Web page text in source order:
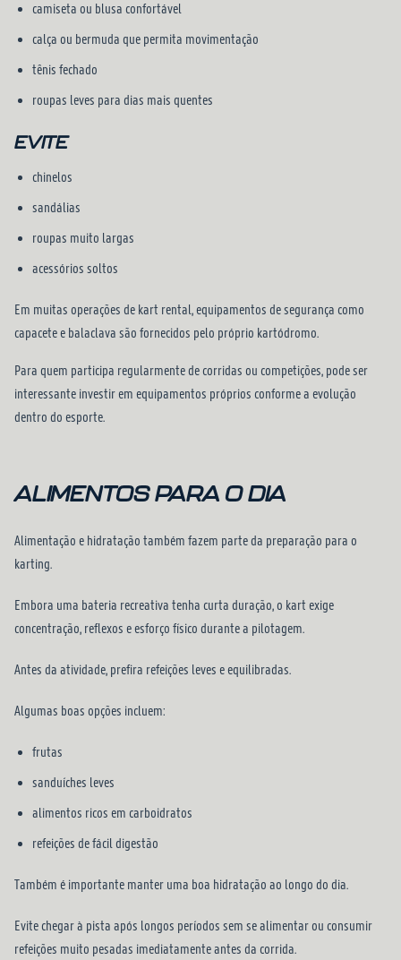
camiseta ou blusa confortável
calça ou bermuda que permita movimentação
tênis fechado
roupas leves para dias mais quentes
EVITE
chinelos
sandálias
roupas muito largas
acessórios soltos
Em muitas operações de kart rental, equipamentos de segurança como
capacete e balaclava são fornecidos pelo próprio kartódromo.
Para quem participa regularmente de corridas ou competições, pode ser
interessante investir em equipamentos próprios conforme a evolução
dentro do esporte.
ALIMENTOS PARA O DIA
Alimentação e hidratação também fazem parte da preparação para o
karting.
Embora uma bateria recreativa tenha curta duração, o kart exige
concentração, reflexos e esforço físico durante a pilotagem.
Antes da atividade, prefira refeições leves e equilibradas.
Algumas boas opções incluem:
frutas
sanduíches leves
alimentos ricos em carboidratos
refeições de fácil digestão
Também é importante manter uma boa hidratação ao longo do dia.
Evite chegar à pista após longos períodos sem se alimentar ou consumir
refeições muito pesadas imediatamente antes da corrida.